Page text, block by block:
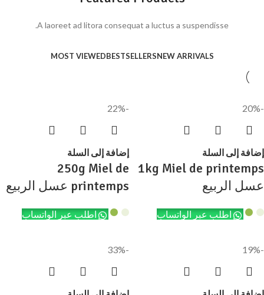
A laoreet ad litora consequat a luctus a suspendisse.
NEW ARRIVALS
BESTSELLERS
MOST VIEWED
-20%
إضافة إلى السلة
1kg Miel de printemps
عسل الربيع
اطلب عبر الواتساب
-22%
إضافة إلى السلة
250g Miel de
printemps عسل الربيع
اطلب عبر الواتساب
-19%
-33%